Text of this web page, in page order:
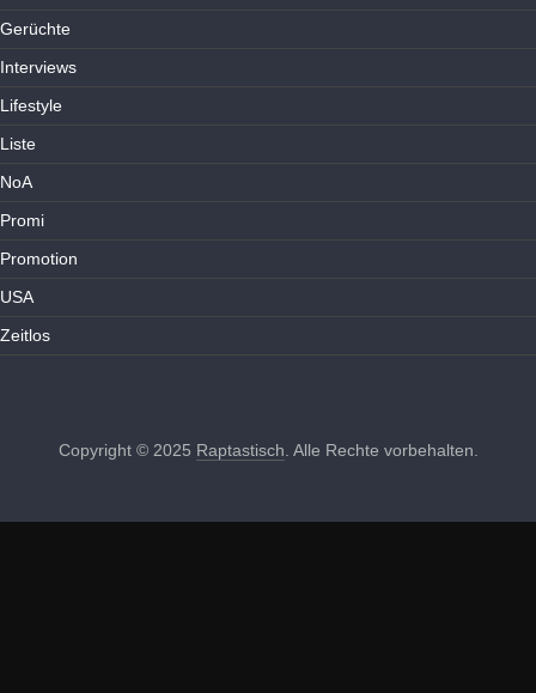
Gerüchte
Interviews
Lifestyle
Liste
NoA
Promi
Promotion
USA
Zeitlos
Copyright © 2025 Raptastisch . Alle Rechte vorbehalten.